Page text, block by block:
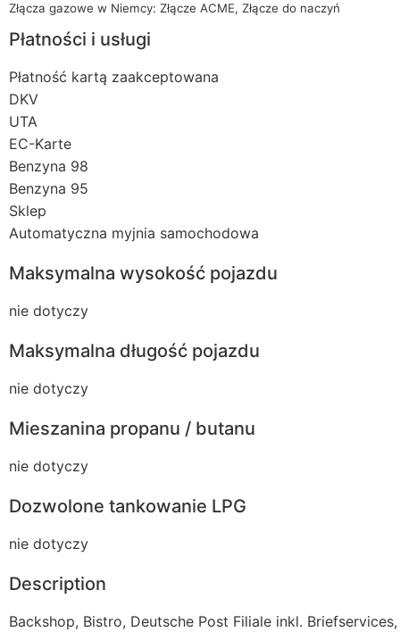
Złącza gazowe w Niemcy: Złącze ACME, Złącze do naczyń
Płatności i usługi
Płatność kartą zaakceptowana
DKV
UTA
EC-Karte
Benzyna 98
Benzyna 95
Sklep
Automatyczna myjnia samochodowa
Maksymalna wysokość pojazdu
nie dotyczy
Maksymalna długość pojazdu
nie dotyczy
Mieszanina propanu / butanu
nie dotyczy
Dozwolone tankowanie LPG
nie dotyczy
Description
Backshop, Bistro, Deutsche Post Filiale inkl. Briefservices,